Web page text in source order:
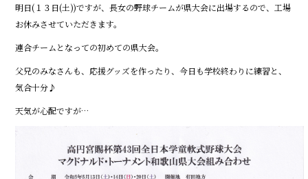
o
o
k
明日(１３日(土))ですが、長女の野球チームが県大会に出場するので、工場
お休みさせていただきます。
連合チームとなっての初めての県大会。
父兄のみなさんも、応援グッズを作ったり、今日も学校終わりに練習と、
気合十分♪
天気が心配ですが…